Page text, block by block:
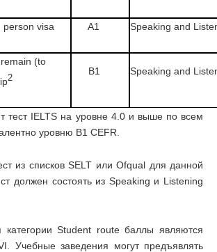
person visa A1 Speaking and
(to
2
B1 Speaking and
тест IELTS на уровне 4.0 и выше по всем
уровню В1 CEFR.
из списков SELT или Ofqual для данной
должен состоять из Speaking и Listening
категории Student route баллы являются
Учебные заведения могут предъявлять